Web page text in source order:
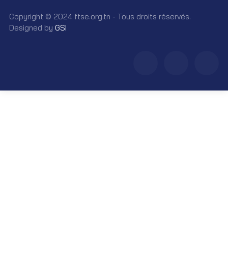
Copyright © 2024 ftse.org.tn - Tous droits réservés.
Designed by GSI